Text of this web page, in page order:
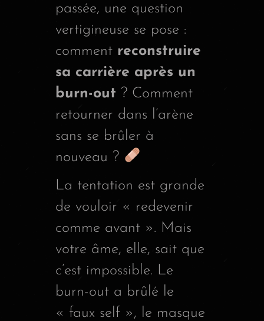
passée, une question
vertigineuse se pose :
comment reconstruire
sa carrière après un
burn-out ? Comment
retourner dans l’arène
sans se brûler à
nouveau ?
La tentation est grande
de vouloir « redevenir
comme avant ». Mais
votre âme, elle, sait que
c’est impossible. Le
burn-out a brûlé le
« faux self », le masque